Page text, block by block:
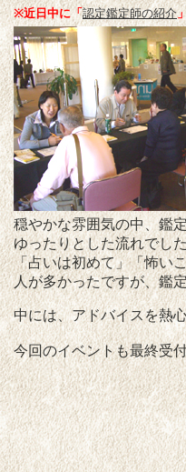
※近日中に「認定鑑定師の紹介
穏やかな雰囲気の中、鑑
ゆったりとした流れでし
「占いは初めて」「怖い
人が多かったですが、鑑
中には、アドバイスを熱
今回のイベントも最終受